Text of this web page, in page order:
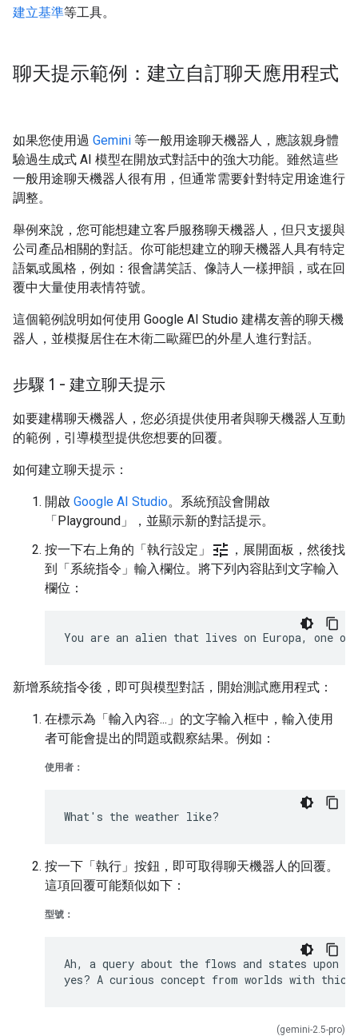
建立基準等工具。
聊天提示範例：建立自訂聊天應用程式
如果您使用過 Gemini 等一般用途聊天機器人，應該親身體
驗過生成式 AI 模型在開放式對話中的強大功能。雖然這些
一般用途聊天機器人很有用，但通常需要針對特定用途進行
調整。
舉例來說，您可能想建立客戶服務聊天機器人，但只支援與
公司產品相關的對話。你可能想建立的聊天機器人具有特定
語氣或風格，例如：很會講笑話、像詩人一樣押韻，或在回
覆中大量使用表情符號。
這個範例說明如何使用 Google AI Studio 建構友善的聊天機
器人，並模擬居住在木衛二歐羅巴的外星人進行對話。
步驟 1 - 建立聊天提示
如要建構聊天機器人，您必須提供使用者與聊天機器人互動
的範例，引導模型提供您想要的回覆。
如何建立聊天提示：
開啟 Google AI Studio。系統預設會開啟
「Playground」
，並顯示新的對話提示。
按一下右上角的「執行設定」
tune ，展開面板，然後找
到「系統指令」 輸入欄位。將下列內容貼到文字輸入
欄位：
新增系統指令後，即可與模型對話，開始測試應用程式：
在標示為「輸入內容...」 的文字輸入框中，輸入使用
者可能會提出的問題或觀察結果。例如：
使用者：
按一下「執行」 按鈕，即可取得聊天機器人的回覆。
這項回覆可能類似如下：
型號：
Ah, a query about the flows and states upon
(gemini-2.5-pro)